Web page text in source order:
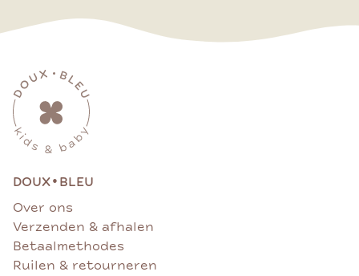
DOUX• BLEU
Over ons
Verzenden & afhalen
Betaalmethodes
Ruilen & retourneren